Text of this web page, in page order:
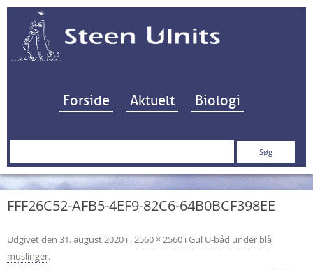
Hop til indhold
Forside Aktuelt Biologi
Søg
FFF26C52-AFB5-4EF9-82C6-64B0BCF398EE
Udgivet den 31. august 2020 i ,2560 × 2560 iGul U-båd under blå
muslinger.